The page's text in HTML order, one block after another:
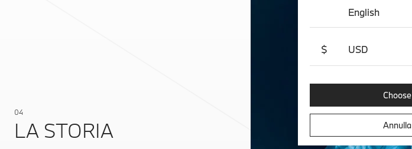
04
LA STORIA
English
$ USD
Choose
Annulla